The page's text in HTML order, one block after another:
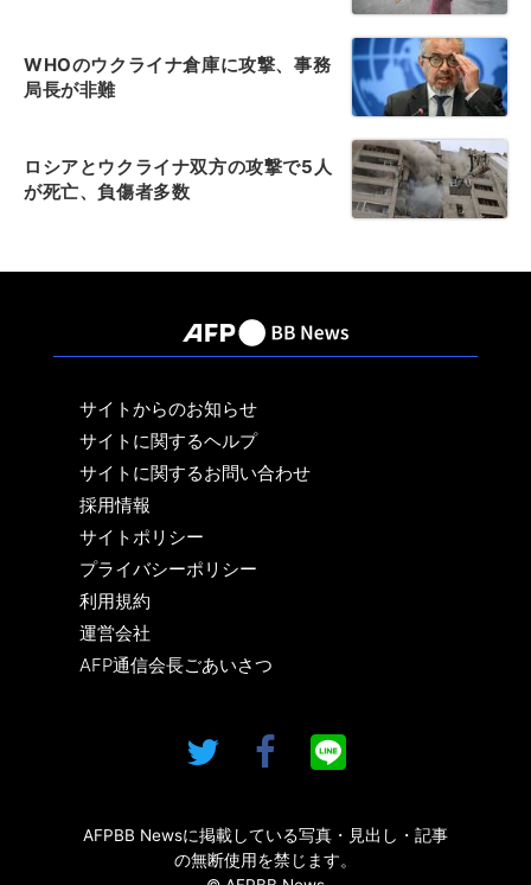
WHOのウクライナ倉庫に攻撃、事務
局長が非難
ロシアとウクライナ双方の攻撃で5人
が死亡、負傷者多数
サイトからのお知らせ
サイトに関するヘルプ
サイトに関するお問い合わせ
採用情報
サイトポリシー
プライバシーポリシー
利用規約
運営会社
AFP通信会長ごあいさつ
AFPBB Newsに掲載している写真・見出し・記事
の無断使用を禁じます。